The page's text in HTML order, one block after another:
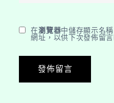
在瀏覽器中儲存顯示名
網址，以供下次發佈留言